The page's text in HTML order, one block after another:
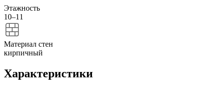
Этажность
10–11
Материал стен
кирпичный
Характеристики